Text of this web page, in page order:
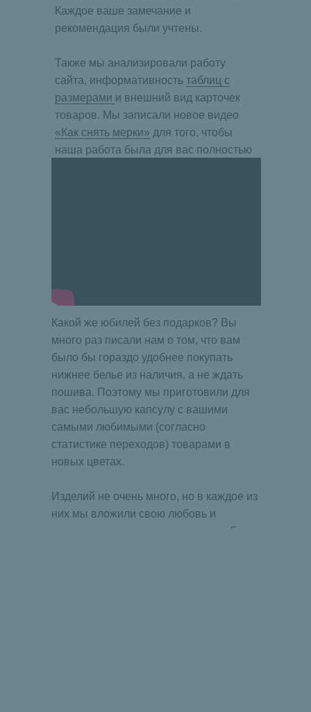
Каждое ваше замечание и
рекомендация были учтены.
Также мы анализировали работу
сайта, информативность таблиц с
размерами и внешний вид карточек
товаров. Мы записали новое видео
«Как снять мерки» для того, чтобы
наша работа была для вас полностью
Какой же юбилей без подарков? Вы
много раз писали нам о том, что вам
было бы гораздо удобнее покупать
нижнее белье из наличия, а не ждать
пошива. Поэтому мы приготовили для
вас небольшую капсулу с вашими
самыми любимыми (согласно
статистике переходов) товарами в
новых цветах.
Изделий не очень много, но в каждое из
них мы вложили свою любовь и
признательность за то, что вы уже 5 лет
сумму. Приятные подарки от